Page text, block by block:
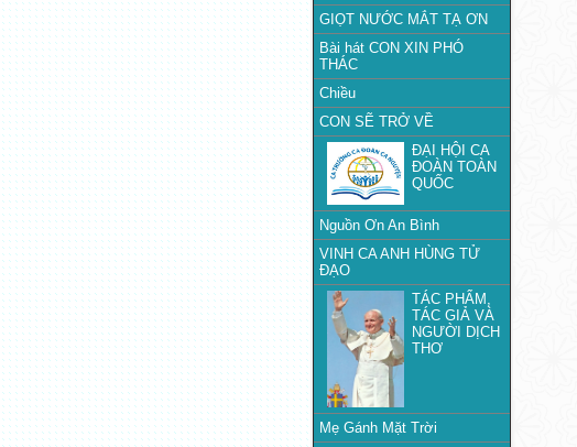
GIỌT NƯỚC MẮT TẠ ƠN
Bài hát CON XIN PHÓ
THÁC
Chiều
CON SẼ TRỞ VỀ
ĐẠI HỘI CA
ĐOÀN TOÀN
QUỐC
Nguồn Ơn An Bình
VINH CA ANH HÙNG TỬ
ĐẠO
TÁC PHẨM,
TÁC GIẢ VÀ
NGƯỜI DỊCH
THƠ
Mẹ Gánh Mặt Trời